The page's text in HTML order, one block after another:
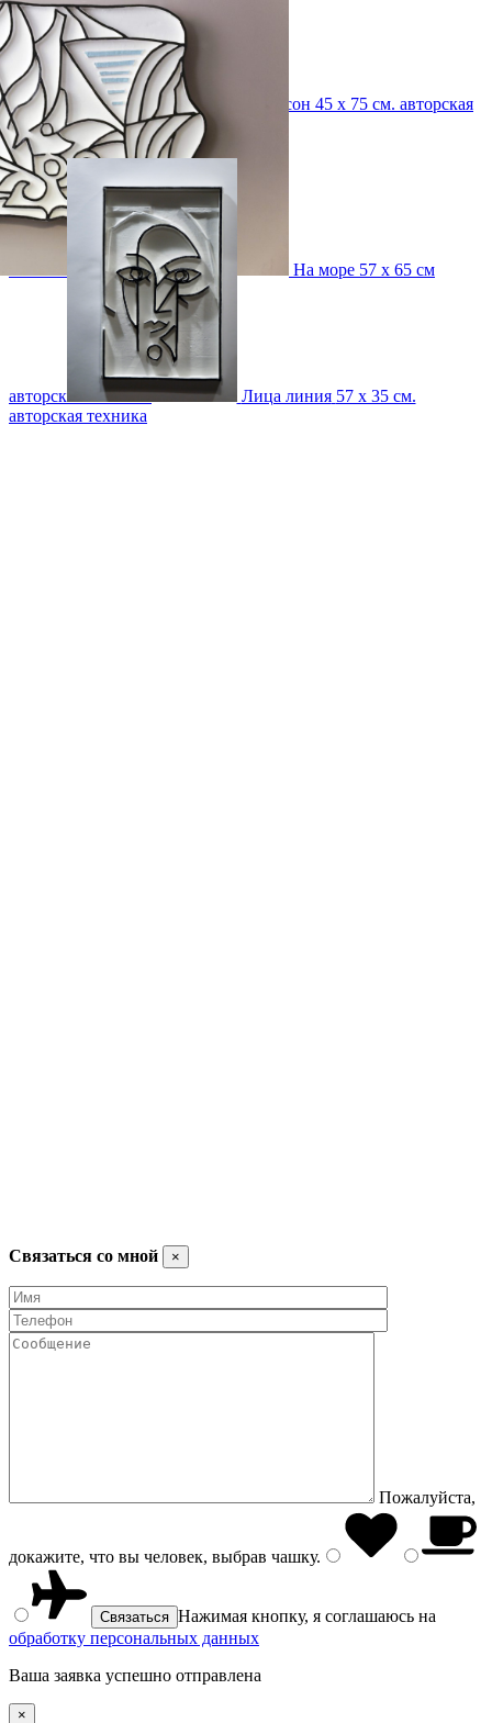
День и сон 45 х 75 см. авторская
На море 57 х 65 см
авторская техника Лица линия 57 х 35 см.
авторская техника
Связаться со мной ×
Пожалуйста,
докажите, что вы человек, выбрав чашку.
Нажимая кнопку, я соглашаюсь на
обработку персональных данных
Ваша заявка успешно отправлена
×